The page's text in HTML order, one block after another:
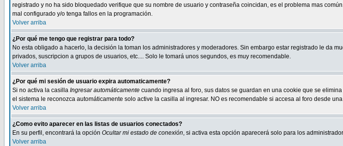
registrado y no ha sido bloquedado verifique que su nombre de usuario y contraseña coincidan, es el problema mas
mal configurado y/o tenga fallos en la programación.
Volver arriba
¿Por qué me tengo que registrar para todo?
No esta obligado a hacerlo, la decisión la toman los administradores y moderadores. Sin embargo estar registrado le da
privados, suscripcion a grupos de usuarios, etc.... Solo le tomará unos segundos, es muy recomendable.
Volver arriba
¿Por qué mi sesión de usuario expira automaticamente?
Si no activa la casilla Ingresar automáticamente cuando ingresa al foro, sus datos se guardan en una cookie que se
el sistema le reconozca automáticamente solo active la casilla al ingresar. NO es recomendable si accesa al foro desde
Volver arriba
¿Como evito aparecer en las listas de usuarios conectados?
En su perfil, encontrará la opción Ocultar mi estado de conexión, si activa esta opción aparecerá solo para los
Volver arriba